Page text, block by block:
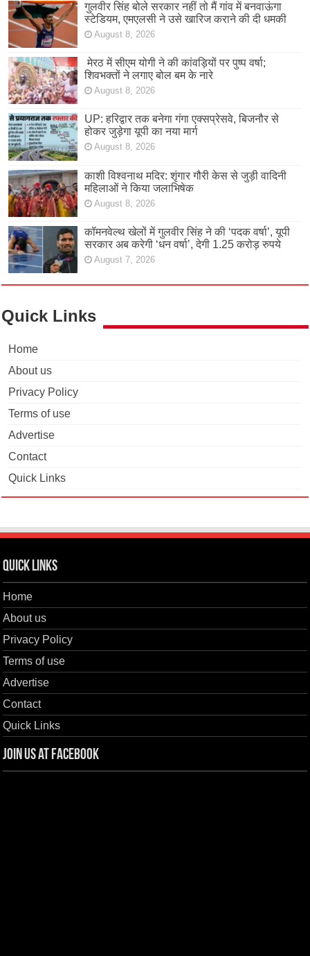
गुलवीर सिंह बोले सरकार नहीं तो मैं गांव में बनवाऊंगा
स्टेडियम, एमएलसी ने उसे खारिज कराने की दी धमकी
August 8, 2026
मेरठ में सीएम योगी ने की कांवड़ियों पर पुष्प वर्षा;
शिवभक्तों ने लगाए बोल बम के नारे
August 8, 2026
UP: हरिद्वार तक बनेगा गंगा एक्सप्रेसवे, बिजनौर से
होकर जुड़ेगा यूपी का नया मार्ग
August 8, 2026
काशी विश्वनाथ मदिर: शृंगार गौरी केस से जुड़ी वादिनी
महिलाओं ने किया जलाभिषेक
August 8, 2026
कॉमनवेल्थ खेलों में गुलवीर सिंह ने की ‘पदक वर्षा’, यूपी
सरकार अब करेगी ‘धन वर्षा’, देगी 1.25 करोड़ रुपये
August 7, 2026
Quick Links
Home
About us
Privacy Policy
Terms of use
Advertise
Contact
Quick Links
Quick Links
Home
About us
Privacy Policy
Terms of use
Advertise
Contact
Quick Links
Join us at Facebook